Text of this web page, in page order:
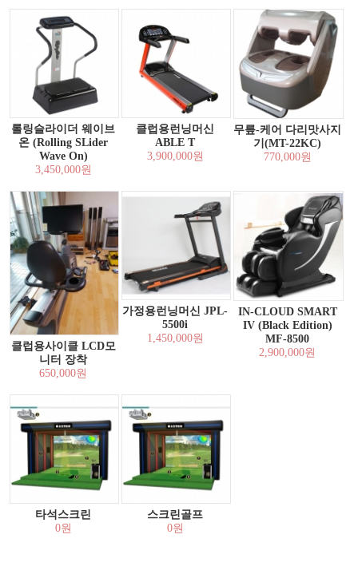
롤링슬라이더 웨이브
온 (Rolling SLider
Wave On)
3,450,000원
클럽용런닝머신
ABLE T
3,900,000원
무릎-케어 다리맛사지
기(MT-22KC)
770,000원
클럽용사이클 LCD모
니터 장착
650,000원
가정용런닝머신 JPL-
5500i
1,450,000원
IN-CLOUD SMART
IV (Black Edition)
MF-8500
2,900,000원
타석스크린
0원
스크린골프
0원